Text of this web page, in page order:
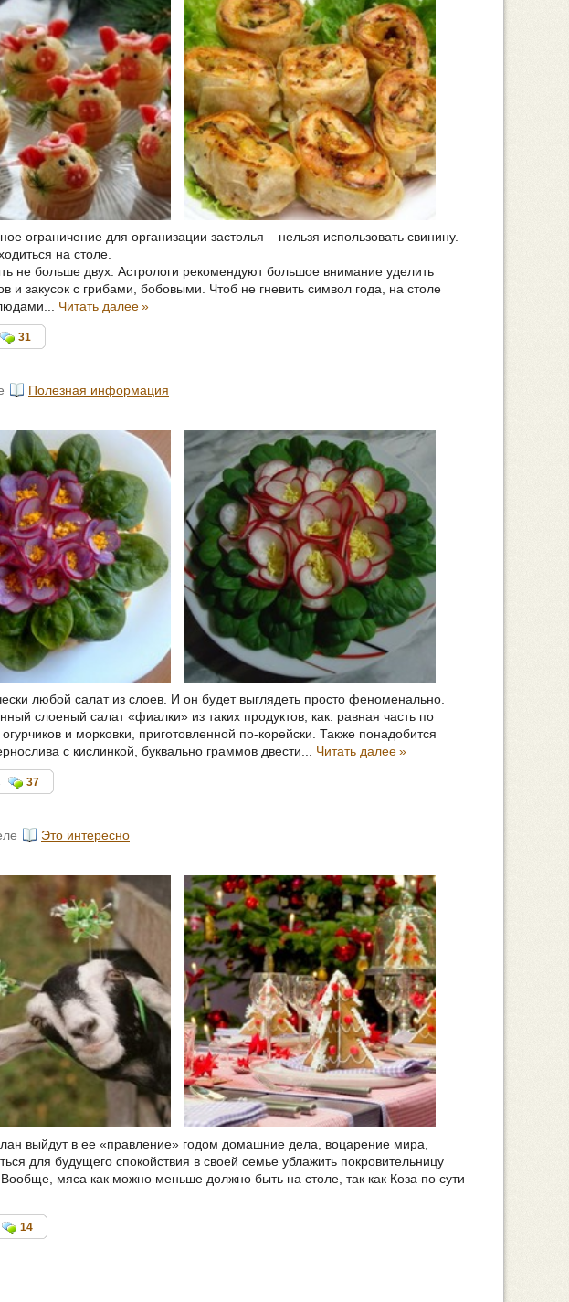
ограничение для организации застолья – нельзя использовать свинину.
на столе.
не больше двух. Астрологи рекомендуют большое внимание уделить
закусок с грибами, бобовыми. Чтоб не гневить символ года, на столе
Читать далее»
31
Полезная информация
любой салат из слоев. И он будет выглядеть просто феноменально.
слоеный салат «фиалки» из таких продуктов, как: равная часть по
и морковки, приготовленной по-корейски. Также понадобится
с кислинкой, буквально граммов двести... Читать далее»
37
Это интересно
выйдут в ее «правление» годом домашние дела, воцарение мира,
для будущего спокойствия в своей семье ублажить покровительницу
мяса как можно меньше должно быть на столе, так как Коза по сути
14